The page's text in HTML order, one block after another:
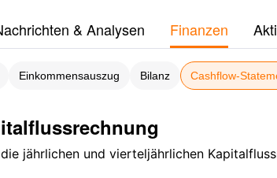
& Analysen Finanzen
Einkommensauszug Bilanz Cashflow-
jährlichen und vierteljährlichen